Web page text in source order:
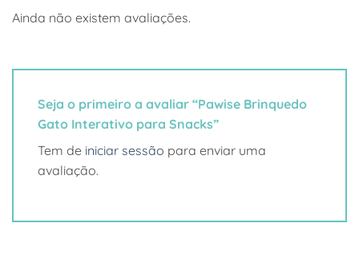
Ainda não existem avaliações.
Seja o primeiro a avaliar “Pawise Brinquedo
Gato Interativo para Snacks”
Tem de iniciar sessão para enviar uma
avaliação.